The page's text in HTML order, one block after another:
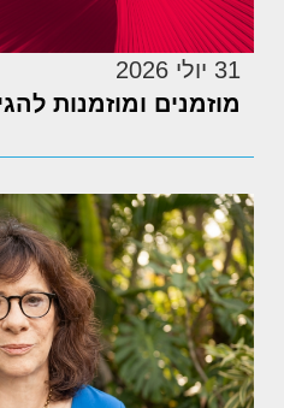
31 יולי 2026
מוזמנים ומוזמנות